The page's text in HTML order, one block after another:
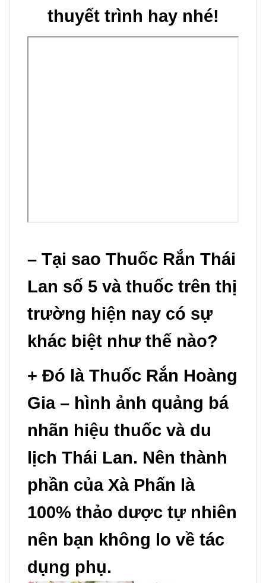
+Dùng tốt nhất với nước
ấm, dùng sau bữa ăn
– Nên sử dụng theo liều
thường xuyên, tập thể
dục điều đặn đến khi
bệnh dứt hẳn.
thuyết trình hay nhé!
– Tại sao Thuốc Rắn Thái
Lan số 5 và thuốc trên thị
trường hiện nay có sự
khác biệt như thế nào?
+ Đó là Thuốc Rắn Hoàng
Gia – hình ảnh quảng bá
nhãn hiệu thuốc và du
lịch Thái Lan. Nên thành
phần của Xà Phấn là
100% thảo dược tự nhiên
nên bạn không lo về tác
dụng phụ.